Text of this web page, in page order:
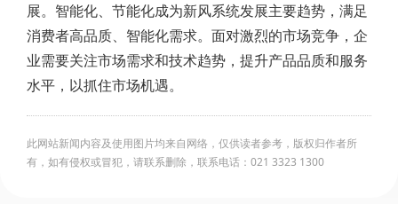
展。智能化、节能化成为新风系统发展主要趋势，满足
消费者高品质、智能化需求。面对激烈的市场竞争，企
业需要关注市场需求和技术趋势，提升产品品质和服务
水平，以抓住市场机遇。
此网站新闻内容及使用图片均来自网络，仅供读者参考，版权归作者所
有，如有侵权或冒犯，请联系删除，联系电话：021 3323 1300